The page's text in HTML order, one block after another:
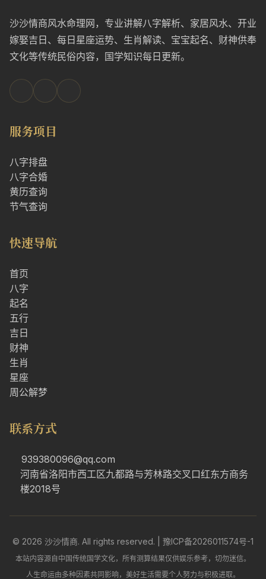
沙沙情商风水命理网，专业讲解八字解析、家居风水、开业
嫁娶吉日、每日星座运势、生肖解读、宝宝起名、财神供奉
文化等传统民俗内容，国学知识每日更新。
服务项目
八字排盘
八字合婚
黄历查询
节气查询
快速导航
首页
八字
起名
五行
吉日
财神
生肖
星座
周公解梦
联系方式
939380096@qq.com
河南省洛阳市西工区九都路与芳林路交叉口红东方商务
楼2018号
© 2026 沙沙情商. All rights reserved. | 豫ICP备2026011574号-1
本站内容源自中国传统国学文化，所有测算结果仅供娱乐参考，切勿迷信。
人生命运由多种因素共同影响，美好生活需要个人努力与积极进取。